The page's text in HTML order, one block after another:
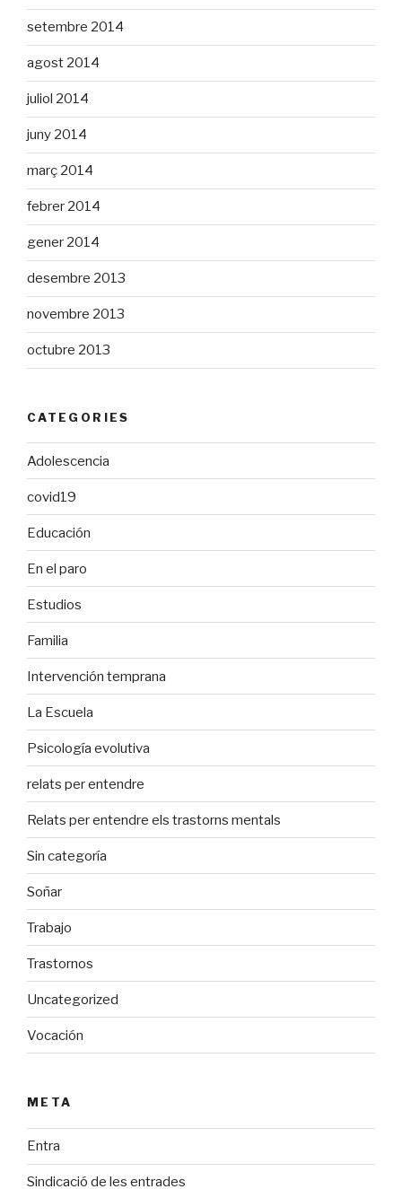
setembre 2014
agost 2014
juliol 2014
juny 2014
març 2014
febrer 2014
gener 2014
desembre 2013
novembre 2013
octubre 2013
CATEGORIES
Adolescencia
covid19
Educación
En el paro
Estudios
Familia
Intervención temprana
La Escuela
Psicología evolutiva
relats per entendre
Relats per entendre els trastorns mentals
Sin categoría
Soñar
Trabajo
Trastornos
Uncategorized
Vocación
META
Entra
Sindicació de les entrades